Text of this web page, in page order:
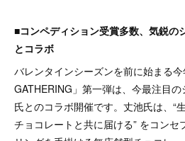
■コンペディション受賞多数、気鋭の
とコラボ
バレンタインシーズンを前に始まる
GATHERING」第一弾は、今最注目
氏とのコラボ開催です。丈池氏は、“
チョコレートと共に届ける” をコンセ